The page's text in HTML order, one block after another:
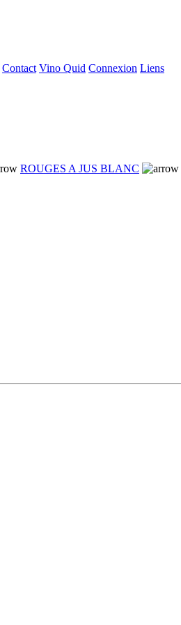
Contact Vino Quid Connexion Liens
ROUGES A JUS BLANC